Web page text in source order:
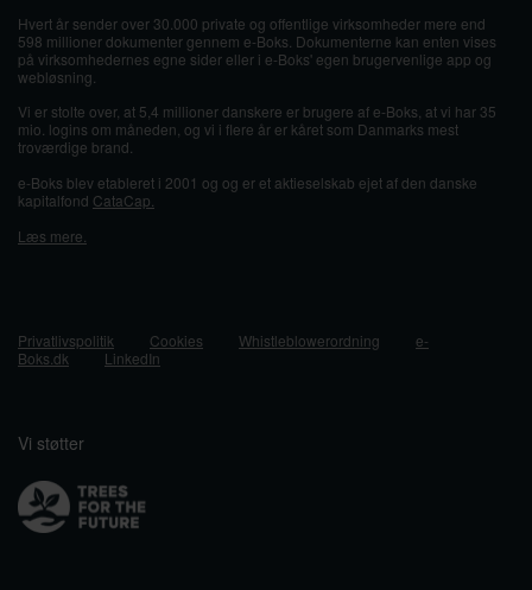
Hvert år sender over 30.000 private og offentlige virksomheder mere end
598 millioner dokumenter gennem e-Boks. Dokumenterne kan enten vises
på virksomhedernes egne sider eller i e-Boks' egen brugervenlige app og
webløsning.
Vi er stolte over, at 5,4 millioner danskere er brugere af e-Boks, at vi har 35
mio. logins om måneden, og vi i flere år er kåret som Danmarks mest
troværdige brand.
e-Boks blev etableret i 2001 og og er et aktieselskab ejet af den danske
kapitalfond CataCap.
Læs mere.
Privatlivspolitik Cookies Whistleblowerordning
e-
Boks.dk
LinkedIn
Vi støtter